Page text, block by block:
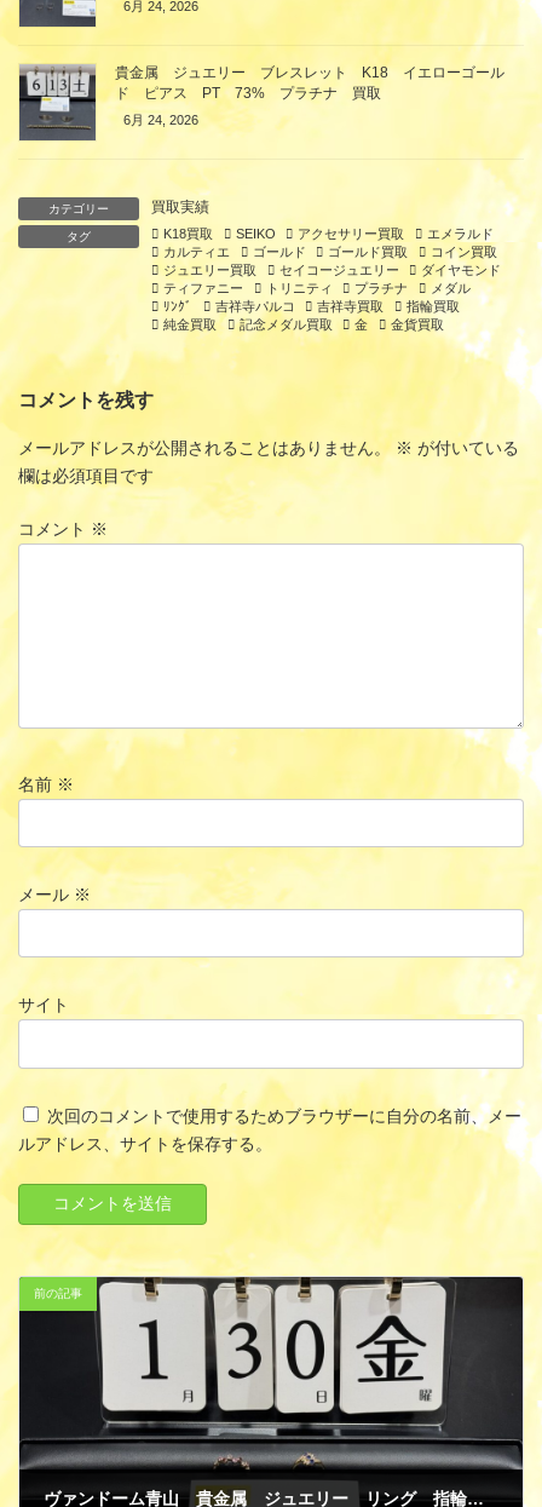
6月 24, 2026
貴金属 ジュエリー ブレスレット K18 イエローゴール
ド ピアス PT 73% プラチナ 買取
6月 24, 2026
カテゴリー 買取実績
タグ K18買取 SEIKO アクセサリー買取
エメラルド
カルティエ
ゴールド ゴールド買取
コイン買取
ジュエリー買取
セイコージュエリー
ダイヤモンド
ティファニー
トリニティ プラチナ
メダル
ﾘﾝｸﾞ
吉祥寺パルコ 吉祥寺買取
指輪買取
純金買取
記念メダル買取 金 金貨買取
コメントを残す
メールアドレスが公開されることはありません。 ※ が付いている
欄は必須項目です
コメント ※
名前 ※
メール ※
サイト
次回のコメントで使用するためブラウザーに自分の名前、メー
ルアドレス、サイトを保存する。
前の記事
ヴァンドーム青山 貴金属 ジュエリー リング 指輪 K18 ピンクゴールド イエローゴールド アメジスト サファイア ダイヤモンド 買取